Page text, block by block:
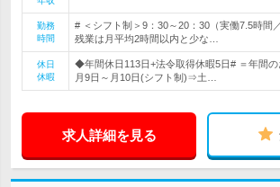
勤務
時間
# ＜シフト制＞9：30～20：30（実働7.5時間
残業は月平均2時間以内と少な…
休日
休暇
◆年間休日113日+法令取得休暇5日# ＝年間
月9日～月10日(シフト制)⇒土…
求人詳細を見る